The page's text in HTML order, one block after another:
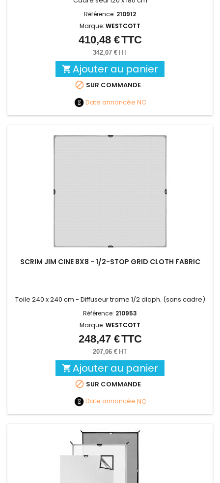
Référence: 210912
Marque: WESTCOTT
Prix
410,48 €TTC
342,07 € HT
 Ajouter au panier
 SUR COMMANDE
Date annoncée NC
SCRIM JIM CINE 8X8 - 1/2-STOP GRID CLOTH FABRIC
Toile 240 x 240 cm - Diffuseur trame 1/2 diaph. (sans cadre)
Référence: 210953
Marque: WESTCOTT
Prix
248,47 €TTC
207,06 € HT
 Ajouter au panier
 SUR COMMANDE
Date annoncée NC